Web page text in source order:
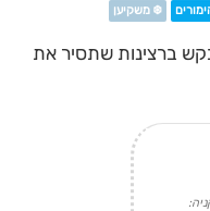
❄️ משקיען
ברצינות שתסיר את